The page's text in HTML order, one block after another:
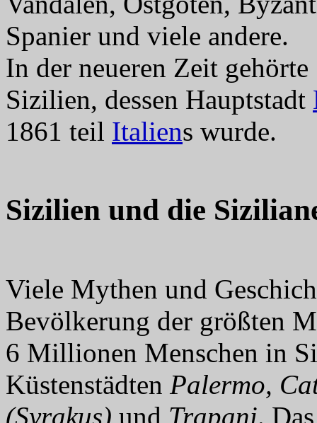
Spanier und viele andere.
In der neueren Zeit
Sizilien, dessen Hauptstadt
1861 teil Italiens wurde.
Sizilien und die
Viele Mythen und
Bevölkerung der größten
6 Millionen Menschen in
Küstenstädten Palermo,
(Syrakus) und Trapani.